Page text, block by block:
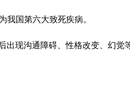
我国第六大致死疾病。
现沟通障碍、性格改变、幻觉